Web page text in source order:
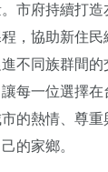
市府持續打
，協助新住民
不同族群間
每一位選擇
的熱情、尊重
的家鄉。